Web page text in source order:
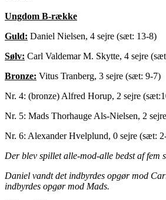
Ungdom B-række
Guld: Daniel Nielsen, 4 sejre (sæt: 13-8)
Sølv: Carl Valdemar M. Skytte, 4 sejre
Bronze: Vitus Tranberg, 3 sejre (sæt: 9-7)
Nr. 4: (bronze) Alfred Horup, 2 sejre
Nr. 5: Mads Thorhauge Als-Nielsen, 2
Nr. 6: Alexander Hvelplund, 0 sejre (sæt:
Der blev spillet alle-mod-alle bedst af fem
Daniel vandt det indbyrdes opgør mod
indbyrdes opgør mod Mads.